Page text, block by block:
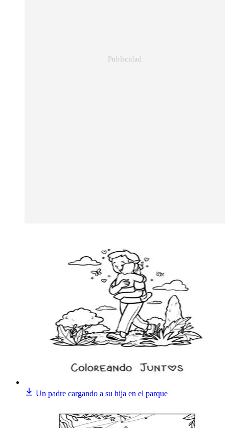
Un padre cargando a su hija en el parque